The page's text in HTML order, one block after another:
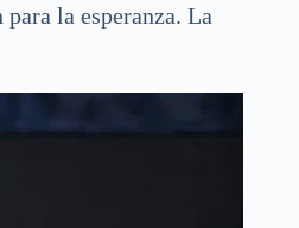
la esperanza. La